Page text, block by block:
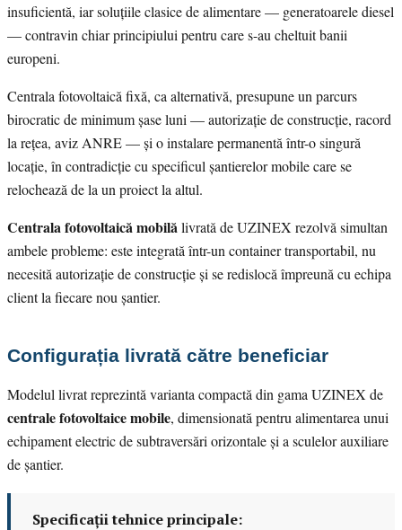
insuficientă, iar soluțiile clasice de alimentare — generatoarele diesel
— contravin chiar principiului pentru care s-au cheltuit banii
europeni.
Centrala fotovoltaică fixă, ca alternativă, presupune un parcurs
birocratic de minimum șase luni — autorizație de construcție, racord
la rețea, aviz ANRE — și o instalare permanentă într-o singură
locație, în contradicție cu specificul șantierelor mobile care se
relochează de la un proiect la altul.
Centrala fotovoltaică mobilă livrată de UZINEX rezolvă simultan
ambele probleme: este integrată într-un container transportabil, nu
necesită autorizație de construcție și se redislocă împreună cu echipa
client la fiecare nou șantier.
Configurația livrată către beneficiar
Modelul livrat reprezintă varianta compactă din gama UZINEX de
centrale fotovoltaice mobile, dimensionată pentru alimentarea unui
echipament electric de subtraversări orizontale și a sculelor auxiliare
de șantier.
Specificații tehnice principale: